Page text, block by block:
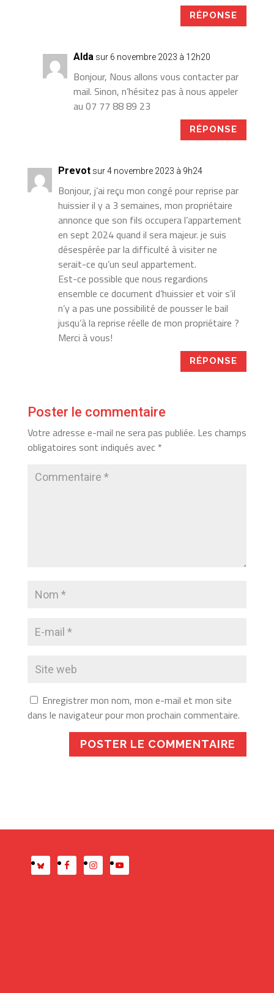
RÉPONSE
Alda sur 6 novembre 2023 à 12h20
Bonjour, Nous allons vous contacter par
mail. Sinon, n’hésitez pas à nous appeler
au 07 77 88 89 23
RÉPONSE
Prevot sur 4 novembre 2023 à 9h24
Bonjour, j’ai reçu mon congé pour reprise par
huissier il y a 3 semaines, mon propriétaire
annonce que son fils occupera l’appartement
en sept 2024 quand il sera majeur. je suis
désespérée par la difficulté à visiter ne
serait-ce qu’un seul appartement.
Est-ce possible que nous regardions
ensemble ce document d’huissier et voir s’il
n’y a pas une possibilité de pousser le bail
jusqu’à la reprise réelle de mon propriétaire ?
Merci à vous!
RÉPONSE
Poster le commentaire
Votre adresse e-mail ne sera pas publiée. Les champs
obligatoires sont indiqués avec *
Enregistrer mon nom, mon e-mail et mon site
dans le navigateur pour mon prochain commentaire.